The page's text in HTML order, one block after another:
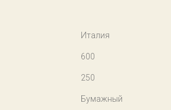
Италия
600
250
Бумажный